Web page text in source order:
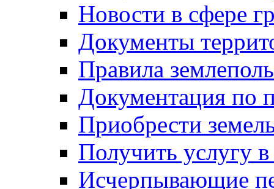
Новости в сфере
Документы
Правила
Документация по
Приобрести
Получить услугу в
Исчерпывающие